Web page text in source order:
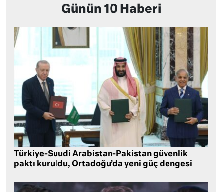
Günün 10 Haberi
Türkiye-Suudi Arabistan-Pakistan güvenlik
paktı kuruldu, Ortadoğu’da yeni güç dengesi